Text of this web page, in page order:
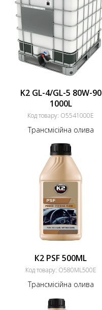
K2 GL-4/GL-5 80W-90
1000L
Код товару: O5541000E
Трансмісійна олива
К2 PSF 500ML
Код товару: O580ML500E
Трансмісійна олива